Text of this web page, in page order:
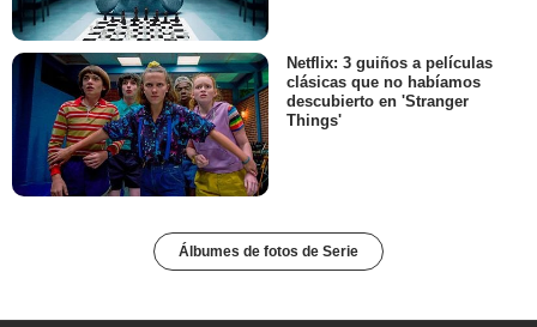
Netflix: 3 guiños a películas
clásicas que no habíamos
descubierto en 'Stranger
Things'
Álbumes de fotos de Serie